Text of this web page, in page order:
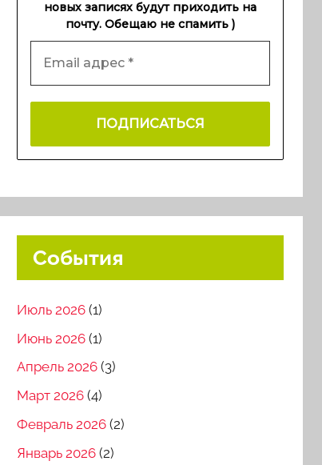
новых записях будут приходить на
почту. Обещаю не спамить )
События
Июль 2026 (1)
Июнь 2026 (1)
Апрель 2026 (3)
Март 2026 (4)
Февраль 2026 (2)
Январь 2026 (2)